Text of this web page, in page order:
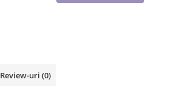
Review-uri (0)